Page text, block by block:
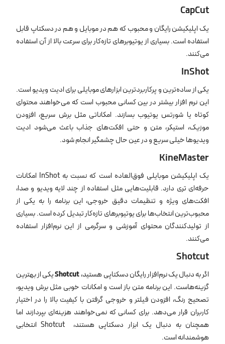
CapCut
یک اپلیکیشن رایگان و محبوب که هم در موبایل و هم در دسکتاپ قابل
استفاده است. بسیاری از یوتیوبرهای تازه‌کار برای سرعت بالا از آن استفاده
می‌کنند.
InShot
یکی از ساده‌ترین و پرکاربردترین ابزارهای موبایلی برای ادیت ویدیو است.
این نرم ‌افزار بیشتر در بین کسانی محبوب است که می‌خواهند محتوای
کوتاه یا شورتس یوتیوب بسازند. امکاناتی مثل برش سریع، افزودن
موزیک، استیکر، متن و حتی افکت‌های جذاب باعث می‌شود ادیت
ویدیوها خیلی سریع و در عین حال چشمگیر انجام شود.
KineMaster
یک اپلیکیشن موبایلی فوق‌العاده است که نسبت به InShot امکانات
حرفه‌ای‌ تری دارد. قابلیت‌هایی مثل استفاده از چند لایه ویدیو و صدا،
افکت‌های ویژه و تنظیمات دقیق خروجی، این برنامه را به یکی از
محبوب‌ترین انتخاب‌ها برای یوتیوبرهای تازه‌کار تبدیل کرده است. بسیاری
از تولیدکنندگان محتوای آموزشی و سرگرمی از این نرم‌افزار استفاده
می‌کنند.
Shotcut
اگر به دنبال یک نرم‌افزار رایگان دسکتاپی هستید،Shotcutیکی از بهترین
گزینه‌هاست. این برنامه متن ‌باز است و امکانات خوبی مثل برش ویدیو،
تصحیح رنگ، افزودن فیلتر و خروجی گرفتن با کیفیت بالا را در اختیار
کاربران قرار می‌دهد. برای کسانی که نمی‌خواهند هزینه‌ای بپردازند اما
همچنان به دنبال یک ابزار دسکتاپی هستند، Shotcut انتخابی
هوشمندانه است.